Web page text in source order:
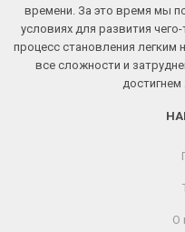
времени. За это время мы
условиях для развития
процесс становления легким
все сложности и
О